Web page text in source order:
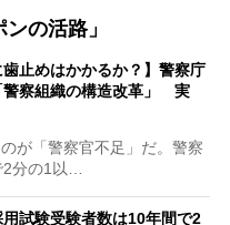
の活路」
歯止めはかかるか？】警察庁
警察組織の構造改革」 実
が「警察官不足」だ。警察
2分の1以…
用試験受験者数は10年間で2